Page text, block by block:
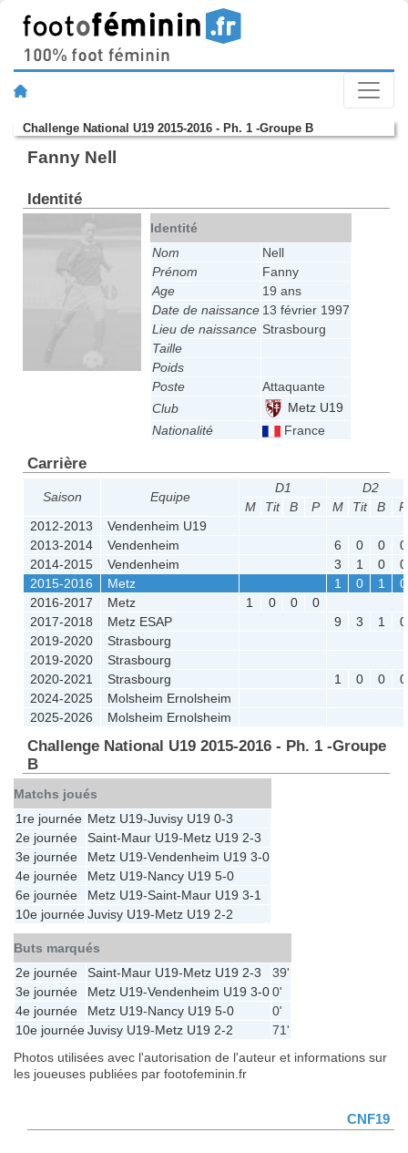
Challenge National U19 2015-2016 - Ph. 1 -Groupe B
Fanny Nell
Identité
Identité
Nom
Nell
Prénom
Fanny
Age
19 ans
Date de naissance 13 février 1997
Lieu de naissance Strasbourg
Taille
Poids
Poste
Attaquante
Club
Metz U19
Nationalité
France
Carrière
Saison Equipe
D1
D2
M
Tit B P M Tit B
P
2012-2013
Vendenheim U19
2013-2014
Vendenheim 6 0 0
0
2014-2015
Vendenheim 3 1 0
0
2015-2016
Metz 1 0 1
0
2016-2017
Metz 1 0 0
0
2017-2018
Metz ESAP 9 3 1
0
2019-2020
Strasbourg
2019-2020
Strasbourg
2020-2021
Strasbourg 1 0 0
0
2024-2025
Molsheim Ernolsheim
2025-2026
Molsheim Ernolsheim
Challenge National U19 2015-2016 - Ph. 1 -Groupe
B
Matchs joués
1re journée Metz U19-Juvisy U19 0-3
2e journée
Saint-Maur U19-Metz U19 2-3
3e journée
Metz U19-Vendenheim U19 3-0
4e journée
Metz U19-Nancy U19 5-0
6e journée
Metz U19-Saint-Maur U19 3-1
10e journéeJuvisy U19-Metz U19 2-2
Buts marqués
2e journée
Saint-Maur U19-Metz U19 2-3
39'
3e journée
Metz U19-Vendenheim U19 3-00'
4e journée
Metz U19-Nancy U19 5-0
0'
10e journéeJuvisy U19-Metz U19 2-2
71'
Photos utilisées avec l'autorisation de l'auteur et informations sur
les joueuses publiées par footofeminin.fr
CNF19